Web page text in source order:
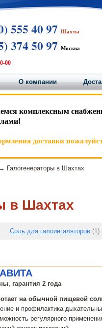
555 40 97 Шахты
374 50 97 Москва
00
О компании
комплексным
доставки
→ Галогенераторы в Шахтах
в Шахтах
Соль для галоингаляторов (1)
гарантия 2 года
на обычной пищевой
и профилактика
регулярного